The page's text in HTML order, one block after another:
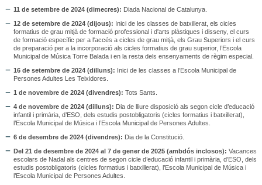
11 de setembre de 2024 (dimecres): Diada Nacional de Catalunya.
12 de setembre de 2024 (dijous): Inici de les classes de batxillerat, els cicles
formatius de grau mitjà de formació professional i d'arts plàstiques i disseny, el curs
de formació específic per a l'accés a cicles de grau mitjà, els Grau Superiors i el curs
de preparació per a la incorporació als cicles formatius de grau superior, l’Escola
Municipal de Música Torre Balada i en la resta dels ensenyaments de règim especial.
16 de setembre de 2024 (dilluns): Inici de les classes a l’Escola Municipal de
Persones Adultes Les Teixidores.
1 de novembre de 2024 (divendres): Tots Sants.
4 de novembre de 2024 (dilluns): Dia de lliure disposició als segon cicle d’educació
infantil i primària, d’ESO, dels estudis postobligatoris (cicles formatius i batxillerat),
l’Escola Municipal de Música i l’Escola Municipal de Persones Adultes.
6 de desembre de 2024 (divendres): Dia de la Constitució.
Del 21 de desembre de 2024 al 7 de gener de 2025 (ambdós inclosos): Vacances
escolars de Nadal als centres de segon cicle d’educació infantil i primària, d’ESO, dels
estudis postobligatoris (cicles formatius i batxillerat), l’Escola Municipal de Música i
l’Escola Municipal de Persones Adultes.